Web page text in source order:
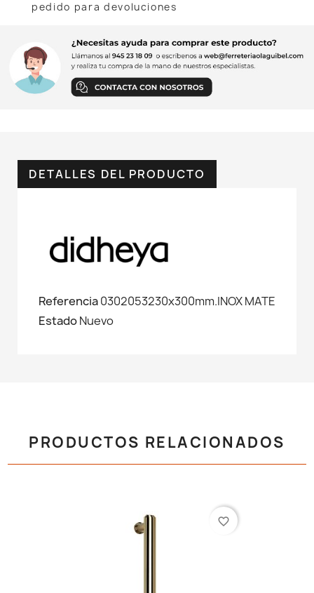
pedido para devoluciones
DETALLES DEL PRODUCTO
Referencia0302053230x300mm.INOX MATE
EstadoNuevo
PRODUCTOS RELACIONADOS
favorite_border